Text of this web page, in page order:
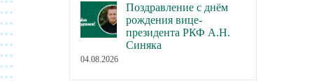
Поздравление с днём
рождения вице-
президента РКФ А.Н.
Синяка
04.08.2026